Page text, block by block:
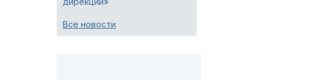
Все новости